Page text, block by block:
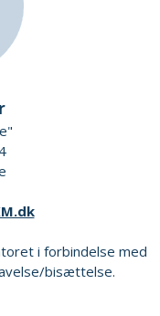
i forbindelse med
bisættelse.